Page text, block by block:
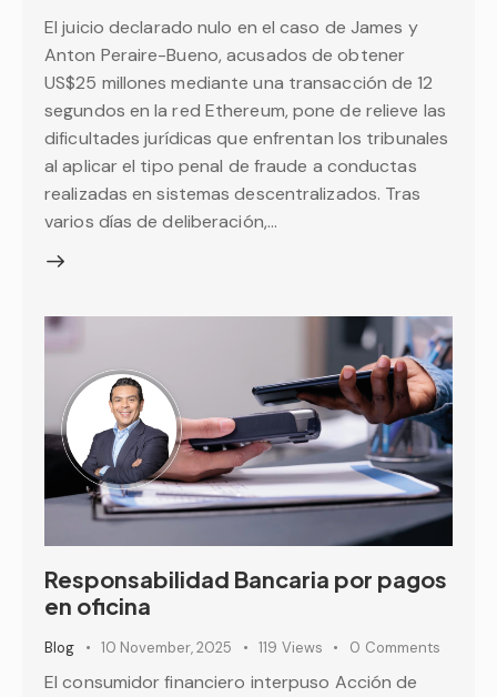
El juicio declarado nulo en el caso de James y
Anton Peraire-Bueno, acusados de obtener
US$25 millones mediante una transacción de 12
segundos en la red Ethereum, pone de relieve las
dificultades jurídicas que enfrentan los tribunales
al aplicar el tipo penal de fraude a conductas
realizadas en sistemas descentralizados. Tras
varios días de deliberación,…
Responsabilidad Bancaria por pagos
en oficina
Blog 10 November, 2025 119 Views 0 Comments
El consumidor financiero interpuso Acción de